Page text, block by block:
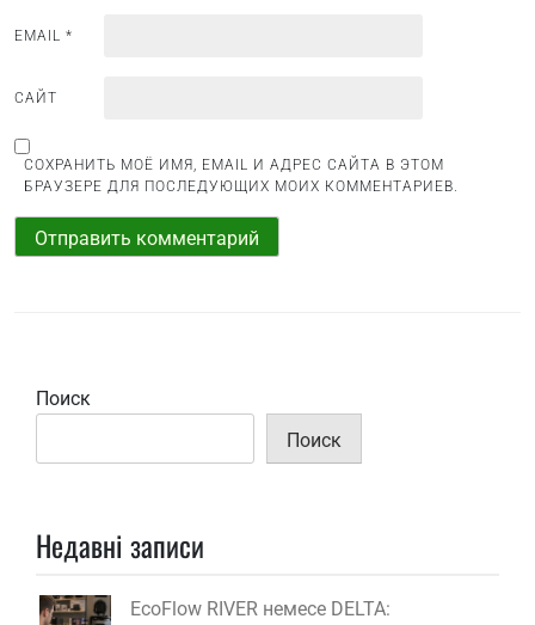
м
EMAIL *
САЙТ
СОХРАНИТЬ МОЁ ИМЯ, EMAIL И АДРЕС САЙТА В ЭТОМ
БРАУЗЕРЕ ДЛЯ ПОСЛЕДУЮЩИХ МОИХ КОММЕНТАРИЕВ.
Поиск
Поиск
Недавні записи
EcoFlow RIVER немесе DELTA: